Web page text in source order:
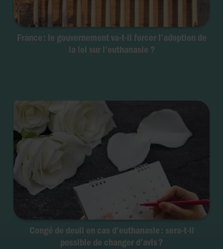
France : le gouvernement va-t-il forcer l’adoption de
la loi sur l’euthanasie ?
Congé de deuil en cas d’euthanasie : sera-t-il
possible de changer d’avis ?